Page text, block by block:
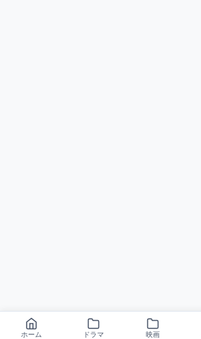
ホーム ドラマ 映画